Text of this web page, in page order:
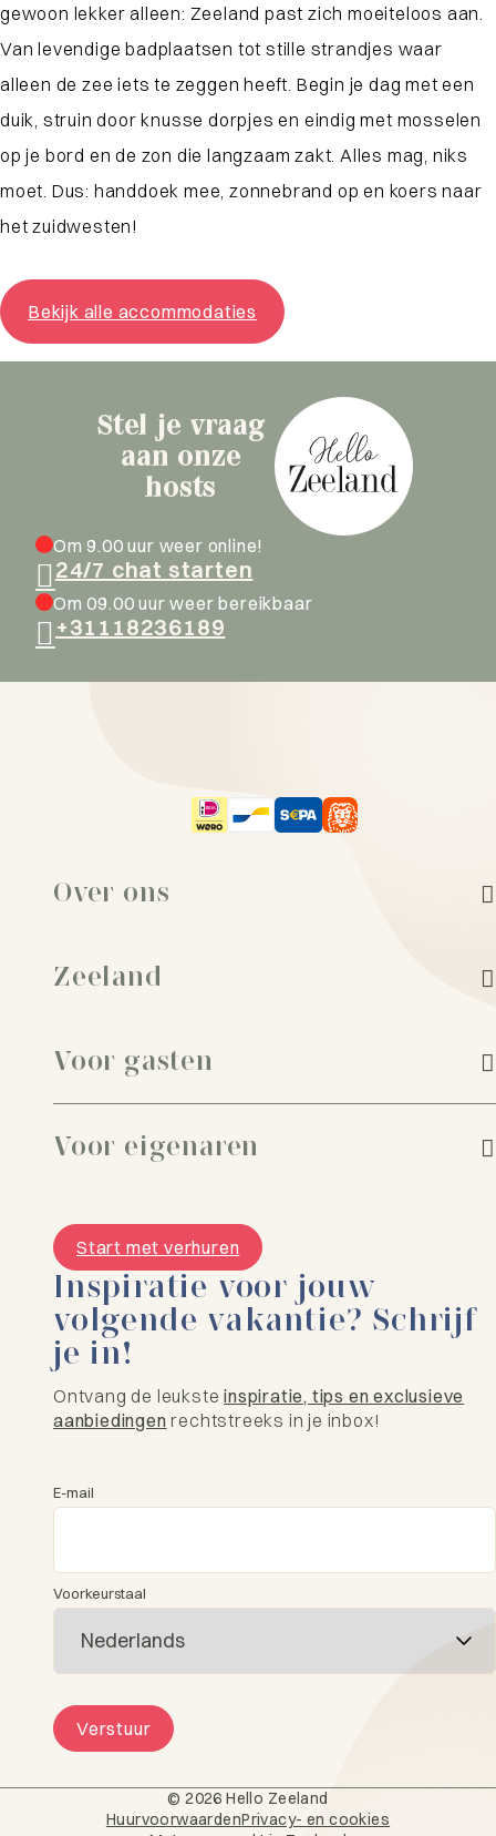
gewoon lekker alleen: Zeeland past zich moeiteloos aan.
Van levendige badplaatsen tot stille strandjes waar
alleen de zee iets te zeggen heeft. Begin je dag met een
duik, struin door knusse dorpjes en eindig met mosselen
op je bord en de zon die langzaam zakt. Alles mag, niks
moet. Dus: handdoek mee, zonnebrand op en koers naar
het zuidwesten!
Bekijk alle accommodaties
Stel je vraag
aan onze
hosts
Om 9.00 uur weer online!
24/7 chat starten
Om 09.00 uur weer bereikbaar
+31118236189
Over ons
Zeeland
Voor gasten
Voor eigenaren
Start met verhuren
Inspiratie voor jouw
volgende vakantie? Schrijf
je in!
Ontvang de leuksteinspiratie, tips en exclusieve
aanbiedingen rechtstreeks in je inbox!
E-mail
Voorkeurstaal
Verstuur
© 2026 Hello Zeeland
HuurvoorwaardenPrivacy- en cookies